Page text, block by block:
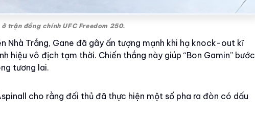
trận đồng chính UFC Freedom 250.
Nhà Trắng, Gane đã gây ấn tượng mạnh khi hạ knock-out kĩ
hiệu vô địch tạm thời. Chiến thắng này giúp “Bon Gamin” bước
tương lai.
cho rằng đối thủ đã thực hiện một số pha ra đòn có dấu